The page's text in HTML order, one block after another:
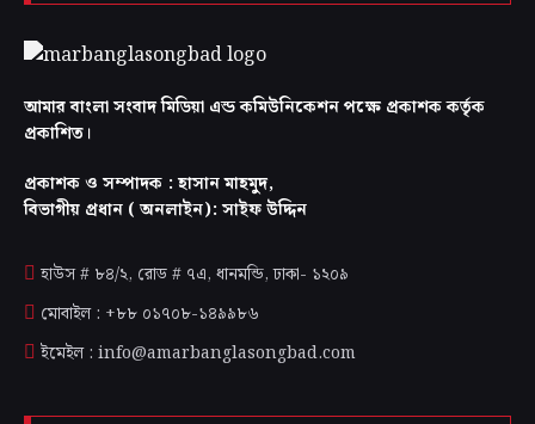
আমার বাংলা সংবাদ মিডিয়া এন্ড কমিউনিকেশন পক্ষে প্রকাশক কর্তৃক
প্রকাশিত।
প্রকাশক ও সম্পাদক : হাসান মাহমুদ,
বিভাগীয় প্রধান ( অনলাইন): সাইফ উদ্দিন
হাউস # ৮৪/২, রোড # ৭এ, ধানমন্ডি, ঢাকা- ১২০৯
মোবাইল : +৮৮ ০১৭০৮-১৪৯৯৮৬
ইমেইল : info@amarbanglasongbad.com